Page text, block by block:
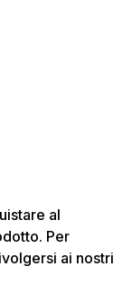
al
Per
ai nostri